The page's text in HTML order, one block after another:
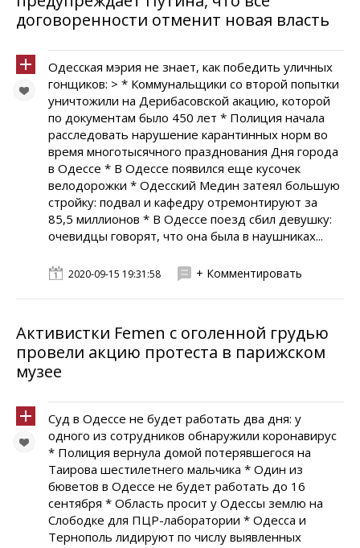
договоренности отменит новая власть
Одесская мэрия не знает, как победить уличных
гонщиков: > * Коммунальщики со второй попытки
уничтожили на Дерибасовской акацию, которой
по документам было 450 лет * Полиция начала
расследовать нарушение карантинных норм во
время многотысячного празднования Дня города
в Одессе * В Одессе появился еще кусочек
велодорожки * Одесский Медин затеял большую
стройку: подвал и кафедру отремонтируют за
85,5 миллионов * В Одессе поезд сбил девушку:
очевидцы говорят, что она была в наушниках...
2020-09-15 19:31:58 + Комментировать
Активистки Femen с оголенной грудью
провели акцию протеста в парижском
музее
Суд в Одессе не будет работать два дня: у
одного из сотрудников обнаружили коронавирус
* Полиция вернула домой потерявшегося на
Таирова шестилетнего мальчика * Один из
бюветов в Одессе не будет работать до 16
сентября * Область просит у Одессы землю на
Слободке для ПЦР-лаборатории * Одесса и
Тернополь лидируют по числу выявленных